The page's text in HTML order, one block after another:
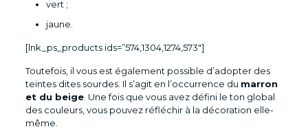
vert ;
jaune.
[lnk_ps_products ids=”574,1304,1274,573″]
Toutefois, il vous est également possible d’adopter des
teintes dites sourdes. Il s’agit en l’occurrence du marron
et du beige. Une fois que vous avez défini le ton global
des couleurs, vous pouvez réfléchir à la décoration elle-
même.